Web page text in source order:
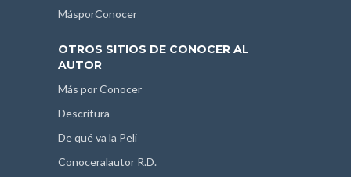
MásporConocer
OTROS SITIOS DE CONOCER AL
AUTOR
Más por Conocer
Descritura
De qué va la Peli
Conoceralautor R.D.